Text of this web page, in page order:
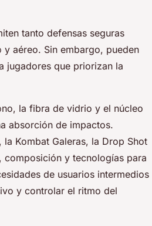
tanto defensas seguras
aéreo. Sin embargo, pueden
jugadores que priorizan la
la fibra de vidrio y el núcleo
absorción de impactos.
Kombat Galeras, la Drop Shot
composición y tecnologías para
de usuarios intermedios
y controlar el ritmo del